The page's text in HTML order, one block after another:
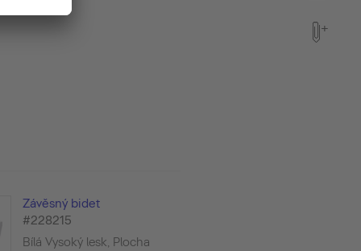
Závěsný bidet
#228215
Bílá Vysoký lesk, Plocha